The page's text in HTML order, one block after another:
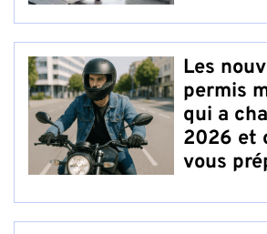
Les
permis
qui a
2026 et
vous